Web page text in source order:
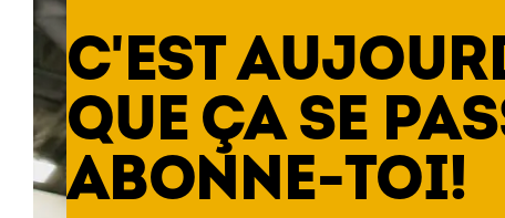
C'EST
QUE ÇA SE
ABONNE-TOI!